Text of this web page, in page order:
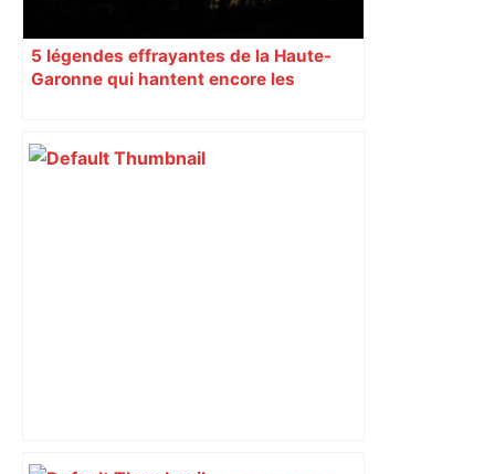
5 légendes effrayantes de la Haute-
Garonne qui hantent encore les